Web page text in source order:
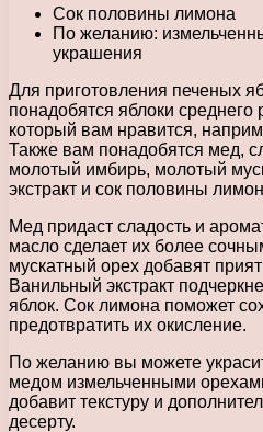
Сок половины лимона
По желанию:
украшения
Для приготовления печеных
понадобятся яблоки
который вам нравится,
Также вам понадобятся мед,
молотый имбирь, молотый
экстракт и сок половины
Мед придаст сладость и
масло сделает их более
мускатный орех добавят
Ванильный экстракт
яблок. Сок лимона поможет
предотвратить их окисление.
По желанию вы можете
медом измельченными
добавит текстуру и
десерту.